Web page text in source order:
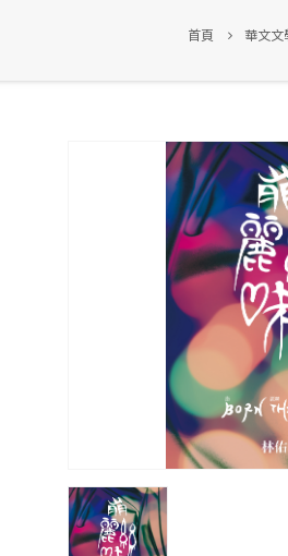
首頁 華文文